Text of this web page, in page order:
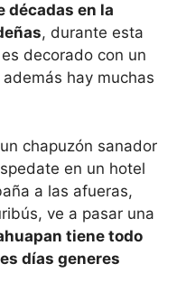
décadas en la
, durante esta
decorado con un
hay muchas
chapuzón sanador
en un hotel
a las afueras,
ve a pasar una
tiene todo
días generes